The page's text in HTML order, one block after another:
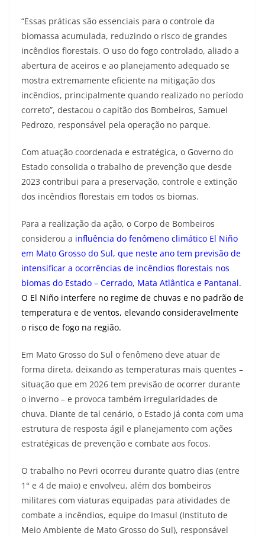
“Essas práticas são essenciais para o controle da
biomassa acumulada, reduzindo o risco de grandes
incêndios florestais. O uso do fogo controlado, aliado a
abertura de aceiros e ao planejamento adequado se
mostra extremamente eficiente na mitigação dos
incêndios, principalmente quando realizado no período
correto”, destacou o capitão dos Bombeiros, Samuel
Pedrozo, responsável pela operação no parque.
Com atuação coordenada e estratégica, o Governo do
Estado consolida o trabalho de prevenção que desde
2023 contribui para a preservação, controle e extinção
dos incêndios florestais em todos os biomas.
Para a realização da ação, o Corpo de Bombeiros
considerou a influência do fenômeno climático El Niño
em Mato Grosso do Sul, que neste ano tem previsão de
intensificar a ocorrências de incêndios florestais nos
biomas do Estado – Cerrado, Mata Atlântica e Pantanal.
O El Niño interfere no regime de chuvas e no padrão de
temperatura e de ventos, elevando consideravelmente
o risco de fogo na região.
Em Mato Grosso do Sul o fenômeno deve atuar de
forma direta, deixando as temperaturas mais quentes –
situação que em 2026 tem previsão de ocorrer durante
o inverno – e provoca também irregularidades de
chuva. Diante de tal cenário, o Estado já conta com uma
estrutura de resposta ágil e planejamento com ações
estratégicas de prevenção e combate aos focos.
O trabalho no Pevri ocorreu durante quatro dias (entre
1° e 4 de maio) e envolveu, além dos bombeiros
militares com viaturas equipadas para atividades de
combate a incêndios, equipe do Imasul (Instituto de
Meio Ambiente de Mato Grosso do Sul), responsável